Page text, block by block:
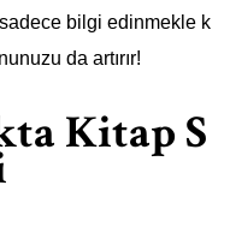
bilgi edinmekle k
da artırır!
Kitap S